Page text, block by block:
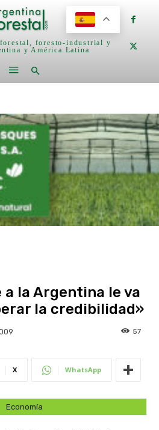
foresto-industrial y
y América Latina
a la Argentina le va
la credibilidad»
57
X WhatsApp
Economía